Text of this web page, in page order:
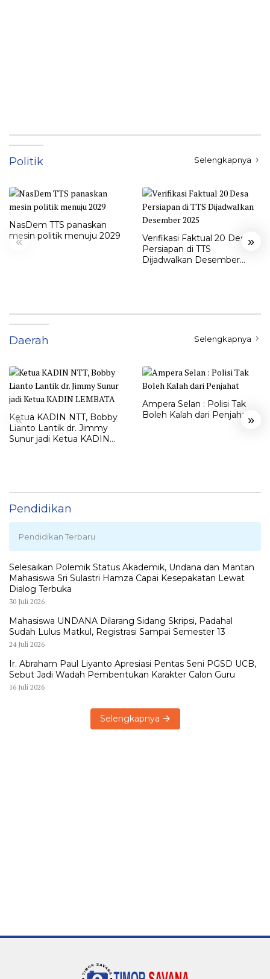
Politik Selengkapnya
« »
NasDem TTS panaskan
mesin politik menuju 2029
Verifikasi Faktual 20 Desa
Persiapan di TTS
Dijadwalkan Desember
Daerah Selengkapnya
« »
Ketua KADIN NTT, Bobby
Lianto Lantik dr. Jimmy
Sunur jadi Ketua KADIN
Ampera Selan : Polisi Tak
Boleh Kalah dari Penjahat
Pendidikan
Pendidikan Terbaru
Selesaikan Polemik Status Akademik, Undana dan Mantan
Mahasiswa Sri Sulastri Hamza Capai Kesepakatan Lewat
Dialog Terbuka
30 Juli 2026
Mahasiswa UNDANA Dilarang Sidang Skripsi, Padahal
Sudah Lulus Matkul, Registrasi Sampai Semester 13
24 Juli 2026
Ir. Abraham Paul Liyanto Apresiasi Pentas Seni PGSD UCB,
Sebut Jadi Wadah Pembentukan Karakter Calon Guru
16 Juli 2026
Selengkapnya